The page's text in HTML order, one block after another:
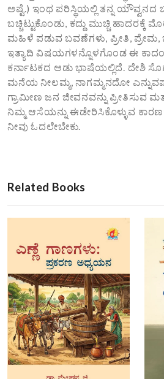
ಅಷ್ಟೆ.) ಇಂಥ ಪರಿಸ್ಥಿಯಲ್ಲಿ ತನ್ನ ಯೌವ್ವನದ
ಬಚ್ಚಿಟ್ಟುಕೊಂಡು, ಕದ್ದು ಮುಚ್ಚಿ
ಮಹಿಳೆ ಪಡುವ ಬವಣೆಗಳು, ಪ್ರೀತಿ,
ಇತ್ಯಾದಿ ವಿಷಯಗಳನ್ನೊಳಗೊಂಡ ಈ
ಕರ್ನಾಟಕದ ಆಡು ಭಾಷೆಯಲ್ಲಿದೆ. ದೇಶಿ
ಮನೆಯ ನೀಲಮ್ಮ, ನಾಗಮ್ಮನದೋ
ಗ್ರಾಮೀಣ ಜನ ಜೀವನವನ್ನು ಪ್ರೀತಿಸುವ
ನಿಮ್ಮ ಆಸೆಯನ್ನು ಈಡೇರಿಸಿಕೊಳ್ಳುವ
ನೀವು ಓದಲೇಬೇಕು.
Related Books